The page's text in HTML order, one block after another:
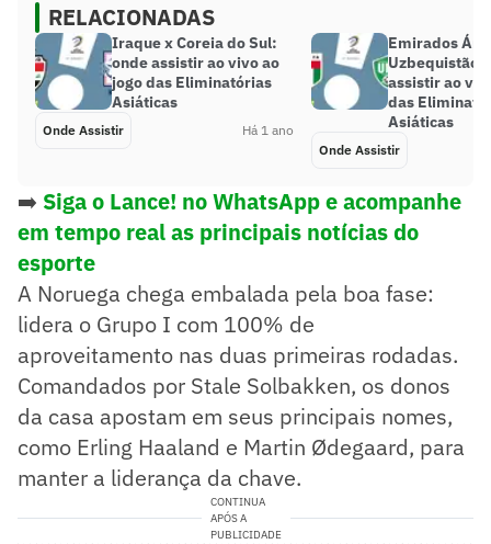
RELACIONADAS
Iraque x Coreia do Sul:
onde assistir ao vivo ao
jogo das Eliminatórias
Asiáticas
Onde Assistir Há 1 ano
Emirados
Uzbequistão:
assistir ao
das
Asiáticas
Onde Assistir
➡️ Siga o Lance! no WhatsApp e acompanhe
em tempo real as principais notícias do
esporte
A Noruega chega embalada pela boa fase:
lidera o Grupo I com 100% de
aproveitamento nas duas primeiras rodadas.
Comandados por Stale Solbakken, os donos
da casa apostam em seus principais nomes,
como Erling Haaland e Martin Ødegaard, para
manter a liderança da chave.
CONTINUA
APÓS A
PUBLICIDADE